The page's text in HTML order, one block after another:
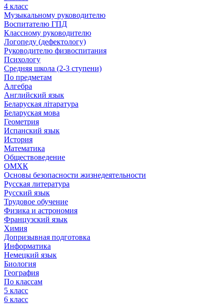
4 класс
Музыкальному руководителю
Воспитателю ГПД
Классному руководителю
Логопеду (дефектологу)
Руководителю физвоспитания
Психологу
Средняя школа (2-3 ступени)
По предметам
Алгебра
Английский язык
Беларуская літаратура
Беларуская мова
Геометрия
Испанский язык
История
Математика
Обществоведение
ОМХК
Основы безопасности жизнедеятельности
Русская литература
Русский язык
Трудовое обучение
Физика и астрономия
Французский язык
Химия
Допризывная подготовка
Информатика
Немецкий язык
Биология
География
По классам
5 класс
6 класс